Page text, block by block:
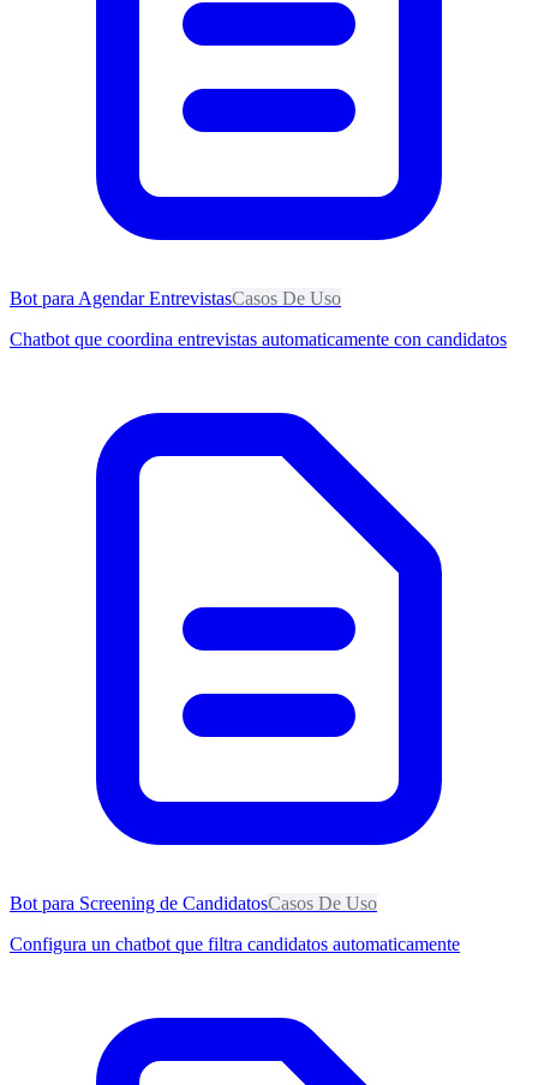
Bot para Agendar EntrevistasCasos De Uso
Chatbot que coordina entrevistas automaticamente con candidatos
Bot para Screening de CandidatosCasos De Uso
Configura un chatbot que filtra candidatos automaticamente